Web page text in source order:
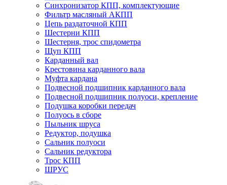
Синхронизатор КПП, комплектующие
Фильтр масляный АКПП
Цепь раздаточной КПП
Шестерни КПП
Шестерня, трос спидометра
Щуп КПП
Карданный вал
Крестовина карданного вала
Муфта кардана
Подвесной подшипник карданного вала
Подвесной подшипник полуоси, крепление
Подушка коробки передач
Полуось в сборе
Пыльник шруса
Редуктор, подушка
Сальник полуоси
Сальник редуктора
Трос КПП
ШРУС